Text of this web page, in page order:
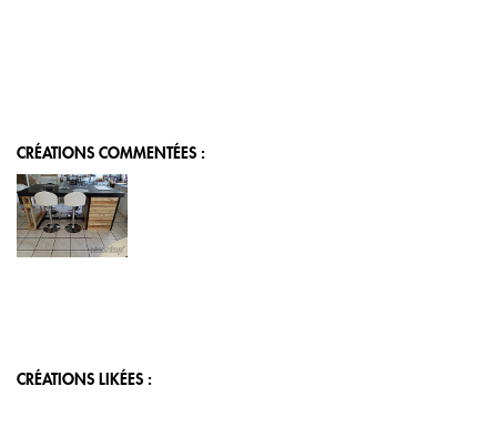
CRÉATIONS COMMENTÉES :
CRÉATIONS LIKÉES :